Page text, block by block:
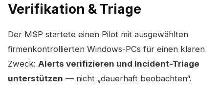
Verifikation & Triage
Der MSP startete einen Pilot mit ausgewählten
firmenkontrollierten Windows-PCs für einen klaren
Zweck: Alerts verifizieren und Incident-Triage
unterstützen — nicht „dauerhaft beobachten“.